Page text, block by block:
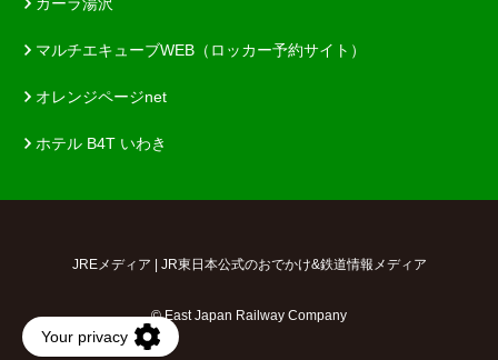
マルチエキューブWEB（ロッカー予約サイト）
オレンジページnet
ホテル B4T いわき
JREメディア | JR東日本公式のおでかけ&鉄道情報メディア
© East Japan Railway Company